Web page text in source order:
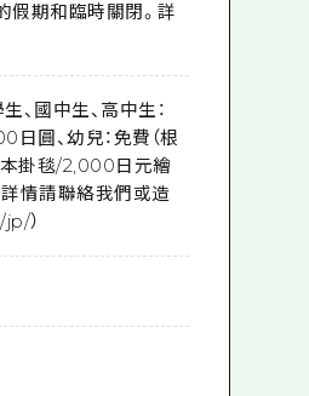
假期和臨時關閉。詳
、國中生、高中生：
圓、幼兒：免費（根
本掛毯/2,000日元繪
情請聯絡我們或造
）